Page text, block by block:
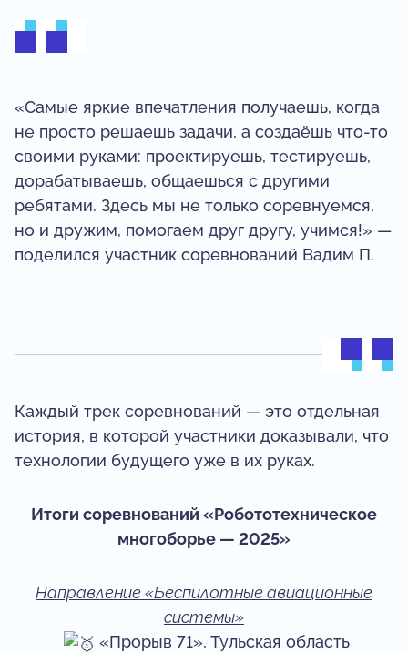
«Самые яркие впечатления получаешь, когда
не просто решаешь задачи, а создаёшь что-то
своими руками: проектируешь, тестируешь,
дорабатываешь, общаешься с другими
ребятами. Здесь мы не только соревнуемся,
но и дружим, помогаем друг другу, учимся!» —
поделился участник соревнований Вадим П.
Каждый трек соревнований — это отдельная
история, в которой участники доказывали, что
технологии будущего уже в их руках.
Итоги соревнований «Робототехническое
многоборье — 2025»
Направление «Беспилотные авиационные
системы»
«Прорыв 71», Тульская область